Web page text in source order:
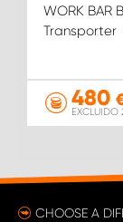
WORK BAR
Transporter
480
EXCLUIDO
CHOOSE A